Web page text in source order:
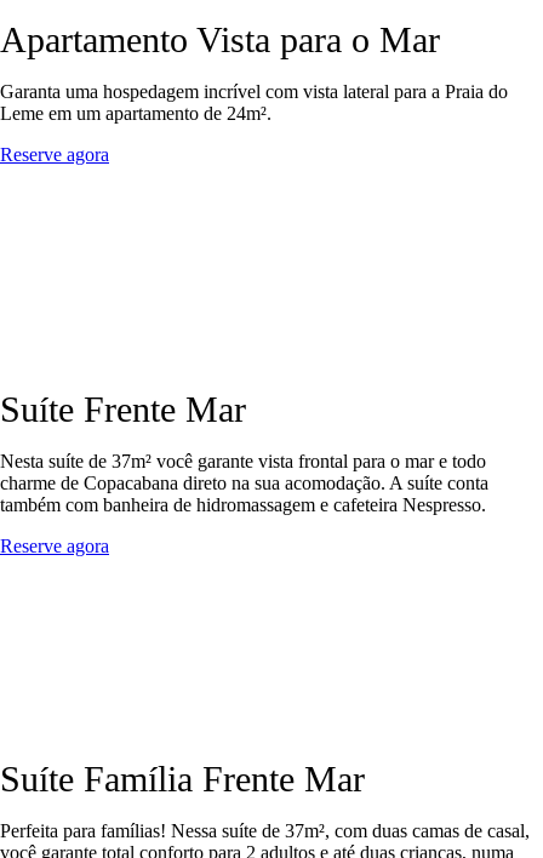
Apartamento Vista para o Mar
Garanta uma hospedagem incrível com vista lateral para a Praia do
Leme em um apartamento de 24m².
Reserve agora
Suíte Frente Mar
Nesta suíte de 37m² você garante vista frontal para o mar e todo
charme de Copacabana direto na sua acomodação. A suíte conta
também com banheira de hidromassagem e cafeteira Nespresso.
Reserve agora
Suíte Família Frente Mar
Perfeita para famílias! Nessa suíte de 37m², com duas camas de casal,
você garante total conforto para 2 adultos e até duas crianças, numa